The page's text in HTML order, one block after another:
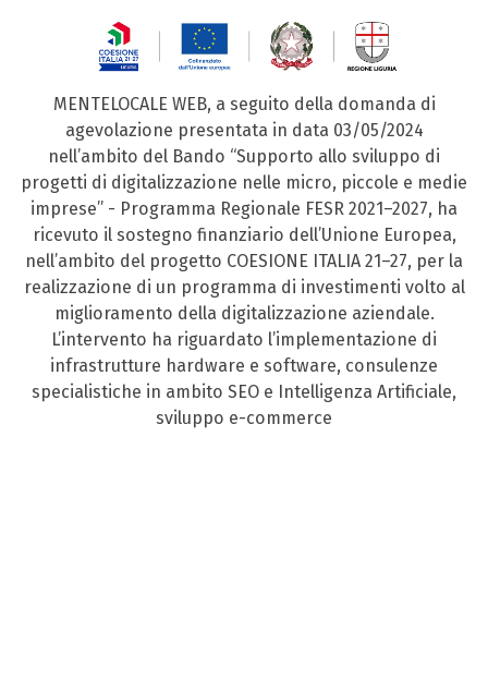
MENTELOCALE WEB, a seguito della domanda di
agevolazione presentata in data 03/05/2024
nell’ambito del Bando “Supporto allo sviluppo di
progetti di digitalizzazione nelle micro, piccole e medie
imprese” - Programma Regionale FESR 2021–2027, ha
ricevuto il sostegno finanziario dell’Unione Europea,
nell’ambito del progetto COESIONE ITALIA 21–27, per la
realizzazione di un programma di investimenti volto al
miglioramento della digitalizzazione aziendale.
L’intervento ha riguardato l’implementazione di
infrastrutture hardware e software, consulenze
specialistiche in ambito SEO e Intelligenza Artificiale,
sviluppo e-commerce